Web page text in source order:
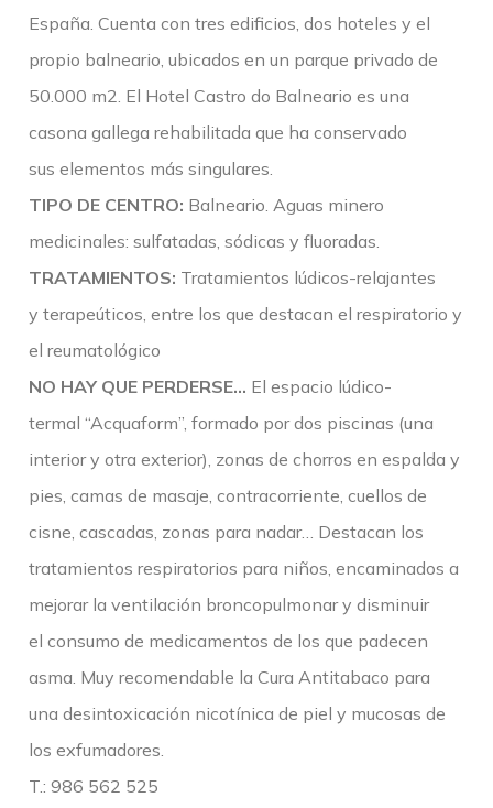
España. Cuenta con tres edificios, dos hoteles y el
propio balneario, ubicados en un parque privado de
50.000 m2. El Hotel Castro do Balneario es una
casona gallega rehabilitada que ha conservado
sus elementos más singulares.
TIPO DE CENTRO: Balneario. Aguas minero
medicinales: sulfatadas, sódicas y fluoradas.
TRATAMIENTOS: Tratamientos lúdicos-relajantes
y terapeúticos, entre los que destacan el respiratorio y
el reumatológico
NO HAY QUE PERDERSE… El espacio lúdico-
termal “Acquaform”, formado por dos piscinas (una
interior y otra exterior), zonas de chorros en espalda y
pies, camas de masaje, contracorriente, cuellos de
cisne, cascadas, zonas para nadar… Destacan los
tratamientos respiratorios para niños, encaminados a
mejorar la ventilación broncopulmonar y disminuir
el consumo de medicamentos de los que padecen
asma. Muy recomendable la Cura Antitabaco para
una desintoxicación nicotínica de piel y mucosas de
los exfumadores.
T.: 986 562 525